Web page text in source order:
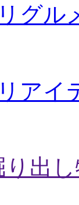
グル
アイ
出